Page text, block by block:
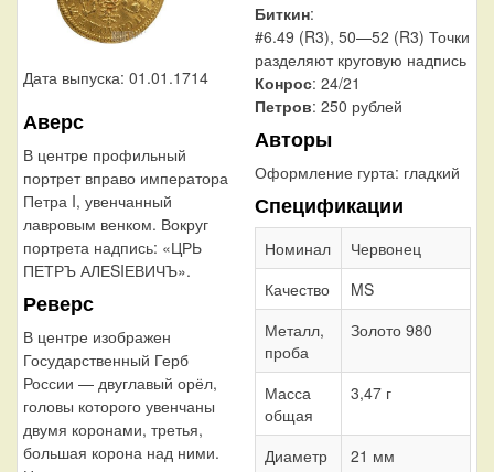
Дата выпуска: 01.01.1714
Аверс
В центре профильный
портрет вправо императора
Петра I, увенчанный
лавровым венком. Вокруг
портрета надпись: «ЦРЬ
ПЕТРЪ АЛЕSIЕВИЧЪ».
Реверс
В центре изображен
Государственный Герб
России — двуглавый орёл,
головы которого увенчаны
двумя коронами, третья,
большая корона над ними.
Биткин:
#6.49 (R3), 50—52 (R3) Точки
разделяют круговую надпись
Конрос: 24/21
Петров: 250 рублей
Авторы
Оформление гурта: гладкий
Спецификации
Номинал
Червонец
Качество
MS
Металл,
проба
Золото 980
Масса
общая
3,47 г
Диаметр 21 мм